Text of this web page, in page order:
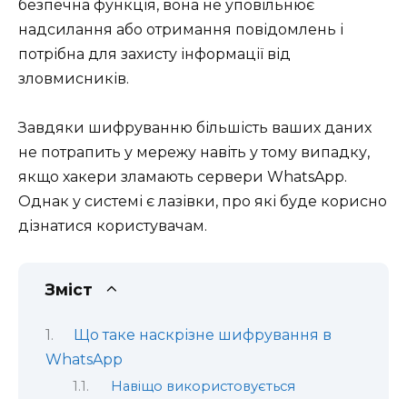
безпечна функція, вона не уповільнює
надсилання або отримання повідомлень і
потрібна для захисту інформації від
зловмисників.
Завдяки шифруванню більшість ваших даних
не потрапить у мережу навіть у тому випадку,
якщо хакери зламають сервери WhatsApp.
Однак у системі є лазівки, про які буде корисно
дізнатися користувачам.
Зміст
Що таке наскрізне шифрування в
WhatsApp
Навіщо використовується